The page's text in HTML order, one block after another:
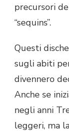
precursori
“sequins”.
Questi
sugli abiti
divennero
Anche se
negli anni
leggeri, ma